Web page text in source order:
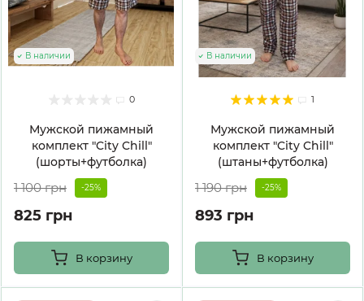
0
Мужской пижамный
комплект "City Chill"
(шорты+футболка)
В наличии
1 100 грн -25%
825 грн
В корзину
1
Мужской пижамный
комплект "City Chill"
(штаны+футболка)
В наличии
1 190 грн -25%
893 грн
В корзину